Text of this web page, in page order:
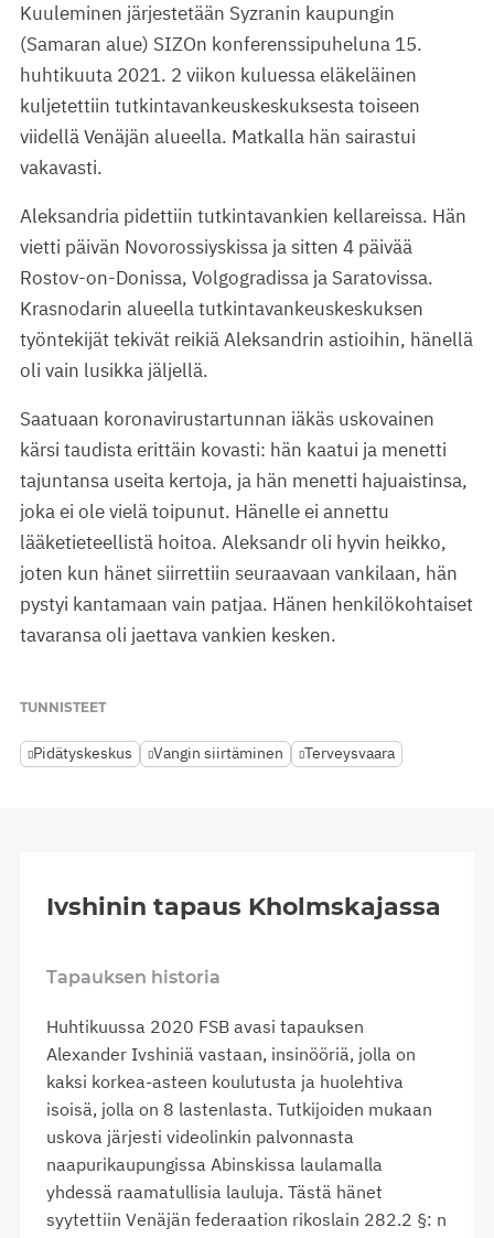
Kuuleminen järjestetään Syzranin kaupungin
(Samaran alue) SIZOn konferenssipuheluna 15.
huhtikuuta 2021. 2 viikon kuluessa eläkeläinen
kuljetettiin tutkintavankeuskeskuksesta toiseen
viidellä Venäjän alueella. Matkalla hän sairastui
vakavasti.
Aleksandria pidettiin tutkintavankien kellareissa. Hän
vietti päivän Novorossiyskissa ja sitten 4 päivää
Rostov-on-Donissa, Volgogradissa ja Saratovissa.
Krasnodarin alueella tutkintavankeuskeskuksen
työntekijät tekivät reikiä Aleksandrin astioihin, hänellä
oli vain lusikka jäljellä.
Saatuaan koronavirustartunnan iäkäs uskovainen
kärsi taudista erittäin kovasti: hän kaatui ja menetti
tajuntansa useita kertoja, ja hän menetti hajuaistinsa,
joka ei ole vielä toipunut. Hänelle ei annettu
lääketieteellistä hoitoa. Aleksandr oli hyvin heikko,
joten kun hänet siirrettiin seuraavaan vankilaan, hän
pystyi kantamaan vain patjaa. Hänen henkilökohtaiset
tavaransa oli jaettava vankien kesken.
TUNNISTEET
Pidätyskeskus Vangin siirtäminen Terveysvaara
Ivshinin tapaus Kholmskajassa
Tapauksen historia
Huhtikuussa 2020 FSB avasi tapauksen
Alexander Ivshiniä vastaan, insinööriä, jolla on
kaksi korkea-asteen koulutusta ja huolehtiva
isoisä, jolla on 8 lastenlasta. Tutkijoiden mukaan
uskova järjesti videolinkin palvonnasta
naapurikaupungissa Abinskissa laulamalla
yhdessä raamatullisia lauluja. Tästä hänet
syytettiin Venäjän federaation rikoslain 282.2 §: n